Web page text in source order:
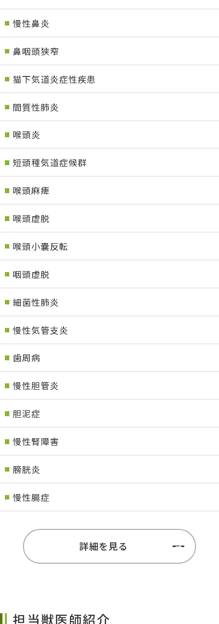
慢性鼻炎
鼻咽頭狭窄
猫下気道炎症性疾患
間質性肺炎
喉頭炎
短頭種気道症候群
喉頭麻痺
喉頭虚脱
喉頭小嚢反転
咽頭虚脱
細菌性肺炎
慢性気管支炎
歯周病
慢性胆管炎
胆泥症
慢性腎障害
膀胱炎
慢性腸症
詳細を見る
担当獣医師紹介